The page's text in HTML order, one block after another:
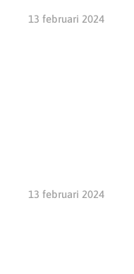
13 februari 2024
13 februari 2024